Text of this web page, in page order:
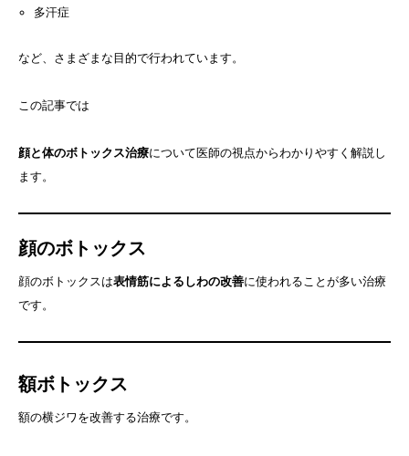
多汗症
など、さまざまな目的で行われています。
この記事では
顔と体のボトックス治療について医師の視点からわかりやすく解説し
ます。
顔のボトックス
顔のボトックスは表情筋によるしわの改善に使われることが多い治療
です。
額ボトックス
額の横ジワを改善する治療です。